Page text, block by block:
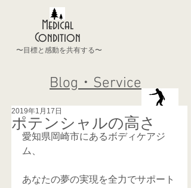
Medical
Condition
〜目標と感動を共有する〜
Blog・Service
ポテンシャルの高さ
2019年1月17日
愛知県岡崎市にあるボディケアジ
ム、
あなたの夢の実現を全力でサポート